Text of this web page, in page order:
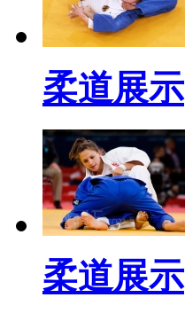
柔道展示
柔道展示